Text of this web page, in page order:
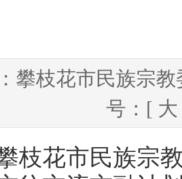
攀枝花市民族宗教
号：[ 大
花市民族宗教